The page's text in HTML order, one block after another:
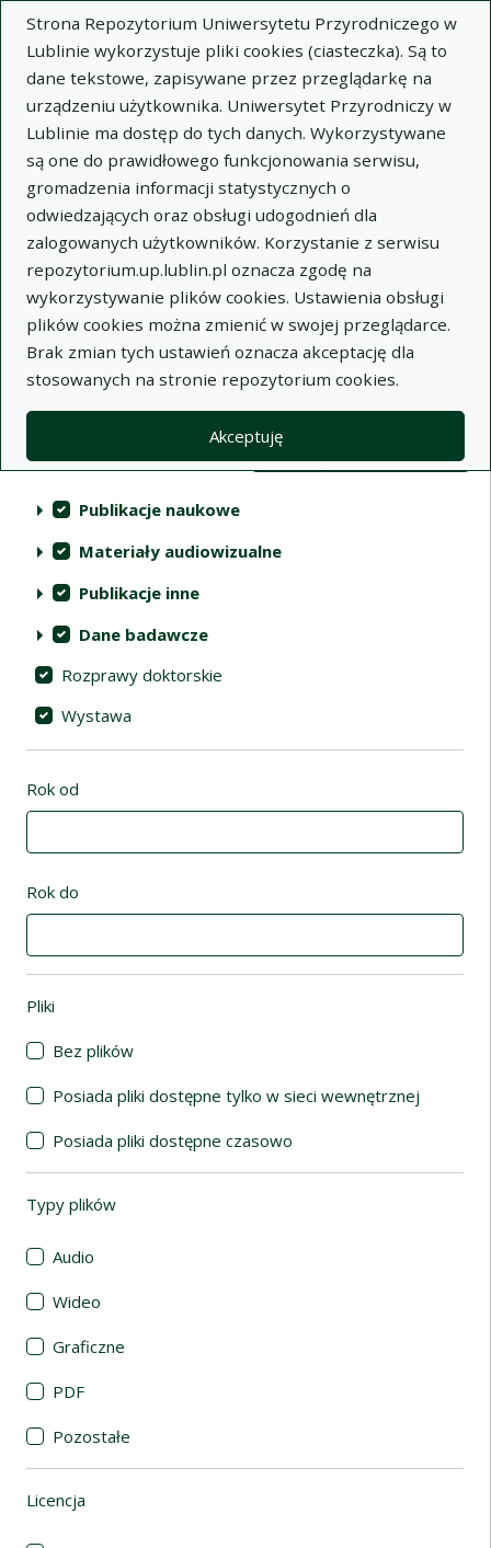
Strona Repozytorium Uniwersytetu Przyrodniczego w
Lublinie wykorzystuje pliki cookies (ciasteczka). Są to
dane tekstowe, zapisywane przez przeglądarkę na
urządzeniu użytkownika. Uniwersytet Przyrodniczy w
Lublinie ma dostęp do tych danych. Wykorzystywane
są one do prawidłowego funkcjonowania serwisu,
gromadzenia informacji statystycznych o
odwiedzających oraz obsługi udogodnień dla
zalogowanych użytkowników. Korzystanie z serwisu
repozytorium.up.lublin.pl oznacza zgodę na
wykorzystywanie plików cookies. Ustawienia obsługi
plików cookies można zmienić w swojej przeglądarce.
Brak zmian tych ustawień oznacza akceptację dla
stosowanych na stronie repozytorium cookies.
Akceptuję
Wyszukaj
Repozytorium Uniwersytetu
Przyrodniczego w Lublinie
Kolekcje
Lista wyników wyszukiwania
Filtry wyszukiwania (automatyczne
Akcje na kolekcjach
Kolekcje (automatyczne przeładowanie treści)
Publikacje naukowe
Materiały audiowizualne
Publikacje inne
Dane badawcze
Rozprawy doktorskie
Wystawa
Rok od
Rok do
Pliki
Bez plików
Posiada pliki dostępne tylko w sieci wewnętrznej
Posiada pliki dostępne czasowo
Typy plików
Audio
Wideo
Graficzne
PDF
Pozostałe
Licencja